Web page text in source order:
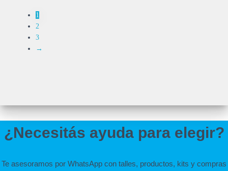
1
2
3
→
¿Necesitás ayuda para elegir?
Te asesoramos por WhatsApp con talles, productos, kits y compras